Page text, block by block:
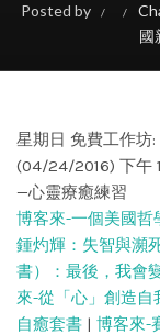
Posted by
國
星期日 免費工作坊:
(04/24/2016) 下午
—心靈療癒練習
博客來-一個美國哲
鍾灼輝：失智與瀕
書）：最後，我會
來-從「心」創造自
自癒套書 | 博客來-